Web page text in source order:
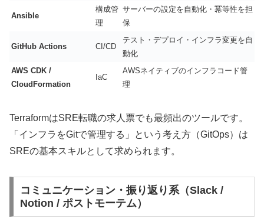
Ansible
構成管
理
サーバーの設定を自動化・冪等性を担
保
GitHub Actions CI/CD
テスト・デプロイ・インフラ変更を自
動化
AWS CDK /
CloudFormation
IaC
AWSネイティブのインフラコード管
理
TerraformはSRE転職の求人票でも最頻出のツールです。
「インフラをGitで管理する」という考え方（GitOps）は
SREの基本スキルとして求められます。
コミュニケーション・振り返り系（Slack /
Notion / ポストモーテム）